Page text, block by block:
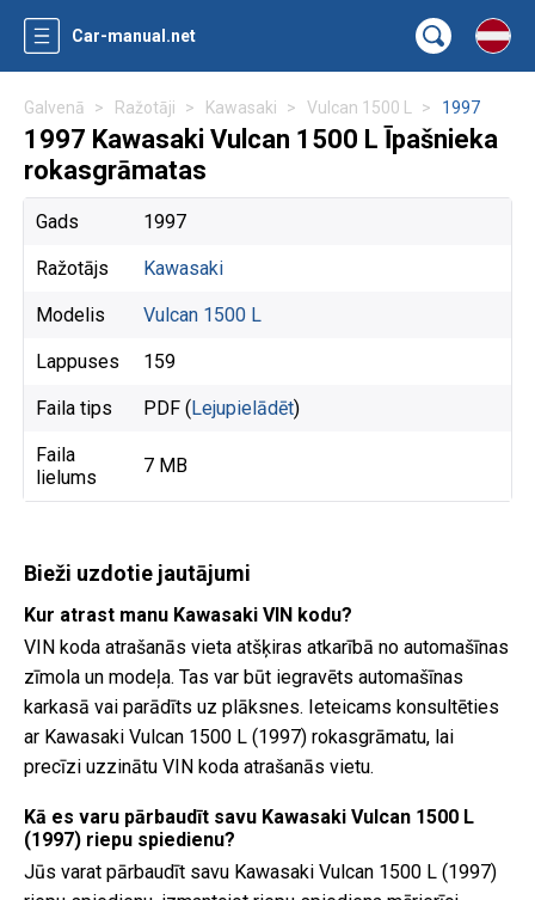
Car-manual.net
Galvenā Ražotāji Kawasaki Vulcan 1500 L 1997
1997 Kawasaki Vulcan 1500 L Īpašnieka
rokasgrāmatas
Gads 1997
Ražotājs Kawasaki
Modelis Vulcan 1500 L
Lappuses 159
Faila tips PDF (Lejupielādēt)
Faila
lielums
7 MB
Bieži uzdotie jautājumi
Kur atrast manu Kawasaki VIN kodu?
VIN koda atrašanās vieta atšķiras atkarībā no automašīnas
zīmola un modeļa. Tas var būt iegravēts automašīnas
karkasā vai parādīts uz plāksnes. Ieteicams konsultēties
ar Kawasaki Vulcan 1500 L (1997) rokasgrāmatu, lai
precīzi uzzinātu VIN koda atrašanās vietu.
Kā es varu pārbaudīt savu Kawasaki Vulcan 1500 L
(1997) riepu spiedienu?
Jūs varat pārbaudīt savu Kawasaki Vulcan 1500 L (1997)